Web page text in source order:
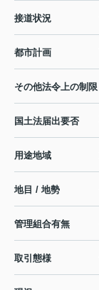
接道状況
都市計画
その他法令上の制限
国土法届出要否
用途地域
地目 / 地勢
管理組合有無
取引態様